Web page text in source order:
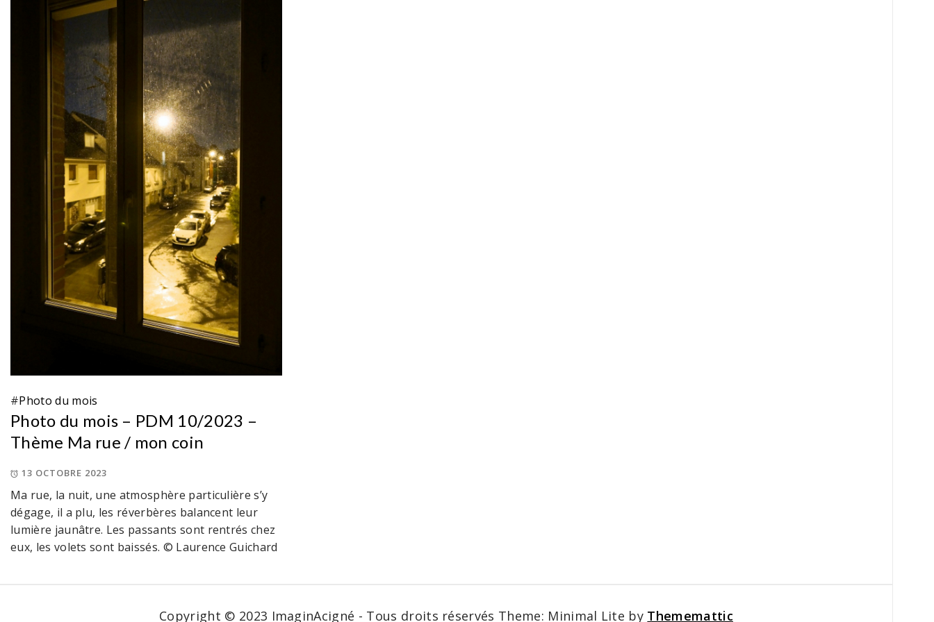
#Photo du mois
Photo du mois – PDM 10/2023 –
Thème Ma rue / mon coin
13 OCTOBRE 2023
Ma rue, la nuit, une atmosphère particulière s’y
dégage, il a plu, les réverbères balancent leur
lumière jaunâtre. Les passants sont rentrés chez
eux, les volets sont baissés. © Laurence Guichard
Copyright © 2023 ImaginAcigné - Tous droits réservés Theme: Minimal Lite by Thememattic